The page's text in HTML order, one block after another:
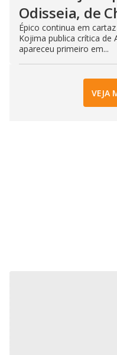
Odisseia, de
Épico continua em
Kojima publica crítica de
apareceu primeiro em...
VEJA